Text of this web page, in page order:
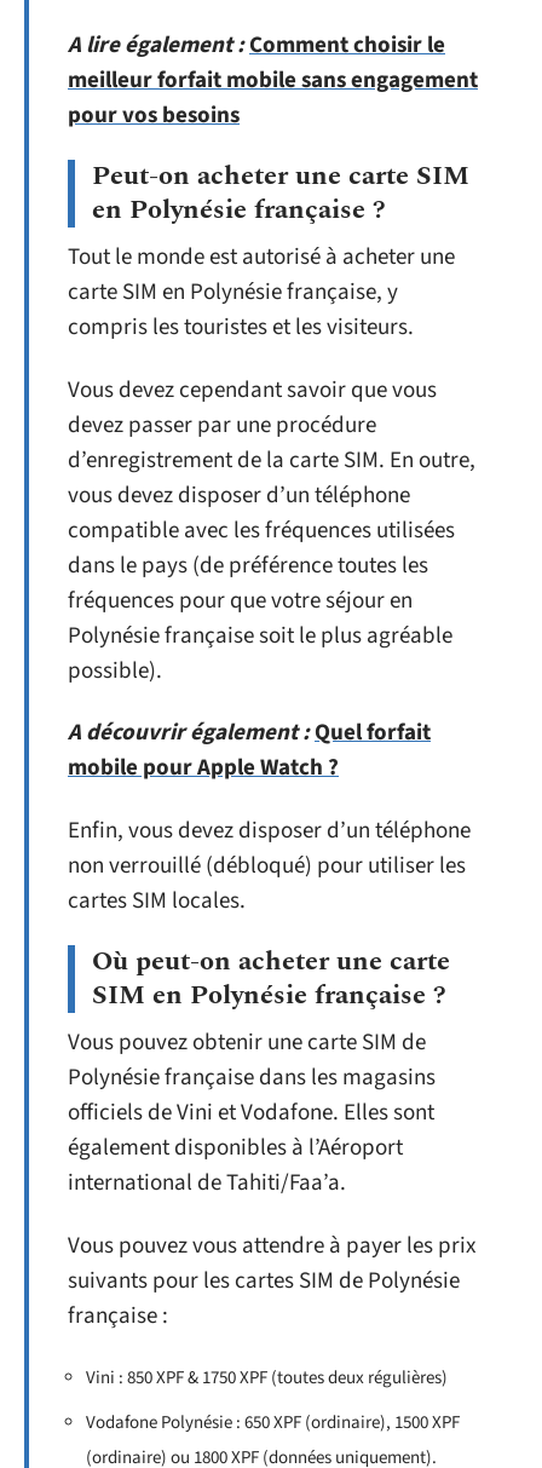
A lire également :Comment choisir le
meilleur forfait mobile sans engagement
pour vos besoins
Peut-on acheter une carte SIM
en Polynésie française ?
Tout le monde est autorisé à acheter une
carte SIM en Polynésie française, y
compris les touristes et les visiteurs.
Vous devez cependant savoir que vous
devez passer par une procédure
d’enregistrement de la carte SIM. En outre,
vous devez disposer d’un téléphone
compatible avec les fréquences utilisées
dans le pays (de préférence toutes les
fréquences pour que votre séjour en
Polynésie française soit le plus agréable
possible).
A découvrir également :Quel forfait
mobile pour Apple Watch ?
Enfin, vous devez disposer d’un téléphone
non verrouillé (débloqué) pour utiliser les
cartes SIM locales.
Où peut-on acheter une carte
SIM en Polynésie française ?
Vous pouvez obtenir une carte SIM de
Polynésie française dans les magasins
officiels de Vini et Vodafone. Elles sont
également disponibles à l’Aéroport
international de Tahiti/Faa’a.
Vous pouvez vous attendre à payer les prix
suivants pour les cartes SIM de Polynésie
française :
Vini : 850 XPF & 1750 XPF (toutes deux régulières)
Vodafone Polynésie : 650 XPF (ordinaire), 1500 XPF
(ordinaire) ou 1800 XPF (données uniquement).